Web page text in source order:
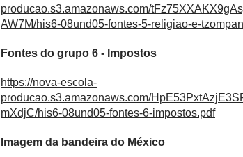
producao.s3.amazonaws.com/
AW7M/his6-08und05-fontes-5-religiao-e-
Fontes do grupo 6 - Impostos
https://nova-escola-
producao.s3.amazonaws.com/
mXdjC/his6-08und05-fontes-6-impostos.pdf
Imagem da bandeira do México